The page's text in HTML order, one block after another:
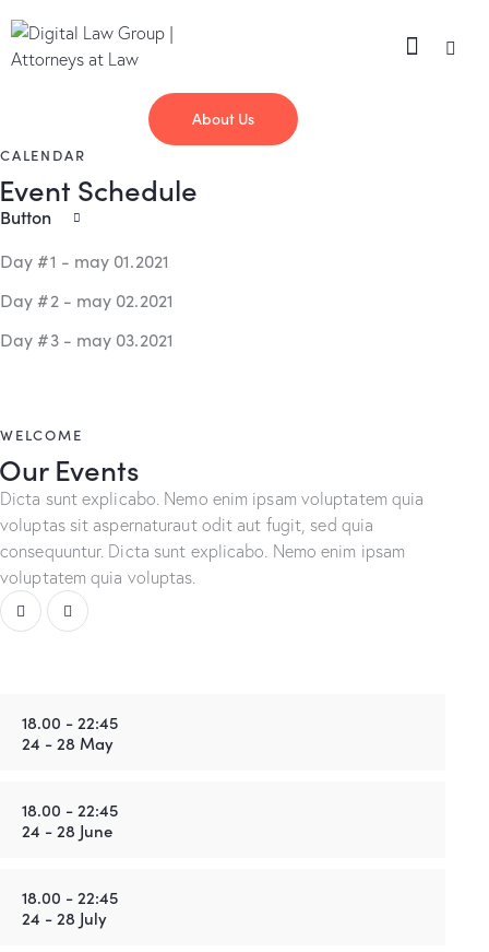
About Us
CALENDAR
Event Schedule
Button
Day #1 - may 01.2021
Day #2 - may 02.2021
Day #3 - may 03.2021
WELCOME
Our Events
Dicta sunt explicabo. Nemo enim ipsam voluptatem quia
voluptas sit aspernaturaut odit aut fugit, sed quia
consequuntur. Dicta sunt explicabo. Nemo enim ipsam
voluptatem quia voluptas.
18.00 - 22:45
24 - 28 May
18.00 - 22:45
24 - 28 June
18.00 - 22:45
24 - 28 July